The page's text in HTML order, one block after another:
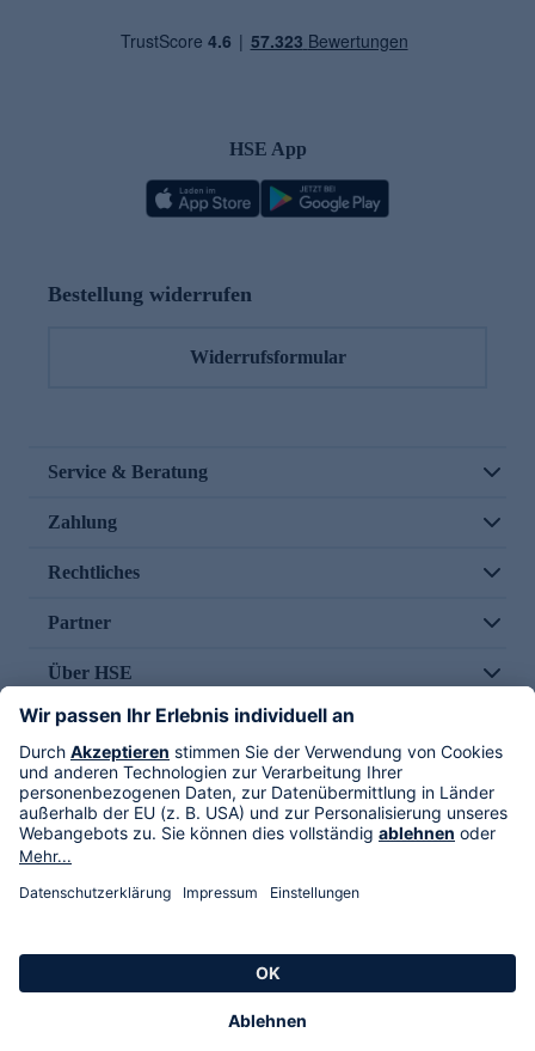
HSE App
Bestellung widerrufen
Widerrufsformular
Service & Beratung
Zahlung
Rechtliches
Partner
Über HSE
Im TV
HSE International